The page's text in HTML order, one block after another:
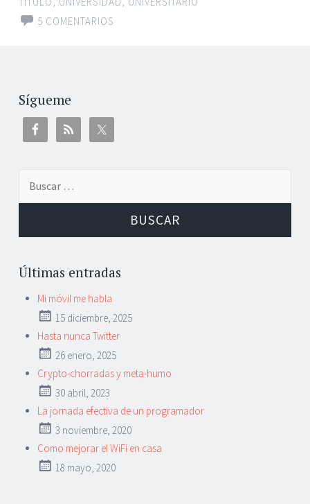
5 COMENTARIOS
Sígueme
Últimas entradas
Mi móvil me habla
15 diciembre, 2025
Hasta nunca Twitter
26 enero, 2025
Crypto-chorradas y meta-humo
30 abril, 2023
La jornada efectiva de un programador
3 noviembre, 2020
Como mejorar el WiFi en casa
18 mayo, 2020